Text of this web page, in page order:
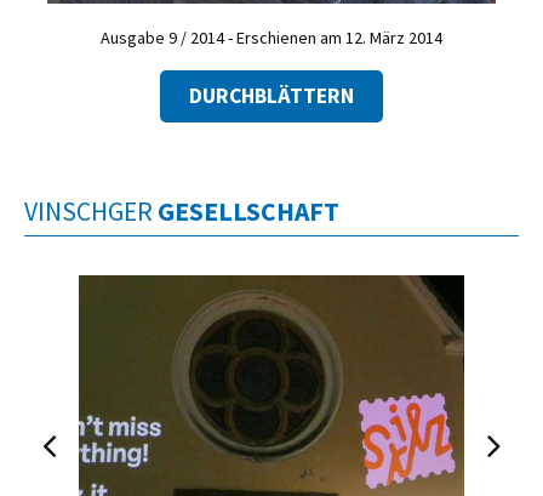
Ausgabe 9 / 2014 - Erschienen am 12. März 2014
DURCHBLÄTTERN
VINSCHGER GESELLSCHAFT